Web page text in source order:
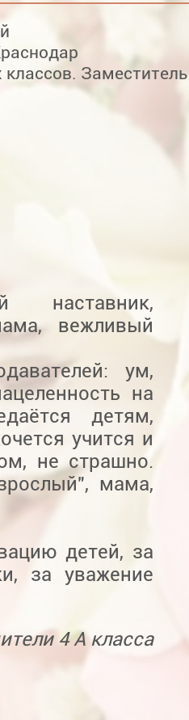
Заместитель
наставник,
вежливый
ум,
на
детям,
учится и
не страшно.
мама,
детей, за
за уважение
4 А класса